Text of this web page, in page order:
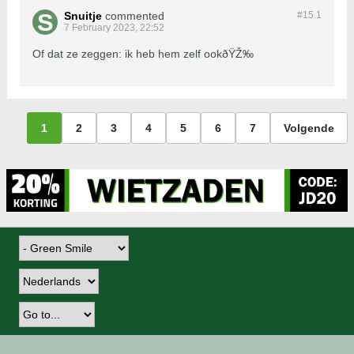
#15.1
Snuitje commented
7 February 2023, 22:52
Of dat ze zeggen: ik heb hem zelf ookðŸŽ‰
1 2 3 4 5 6 7 Volgende